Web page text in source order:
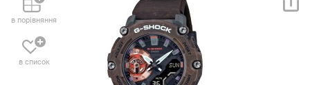
в порівняння
в список